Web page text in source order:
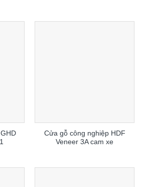
Cửa gỗ công nghiệp HDF
Veneer 3A cam xe